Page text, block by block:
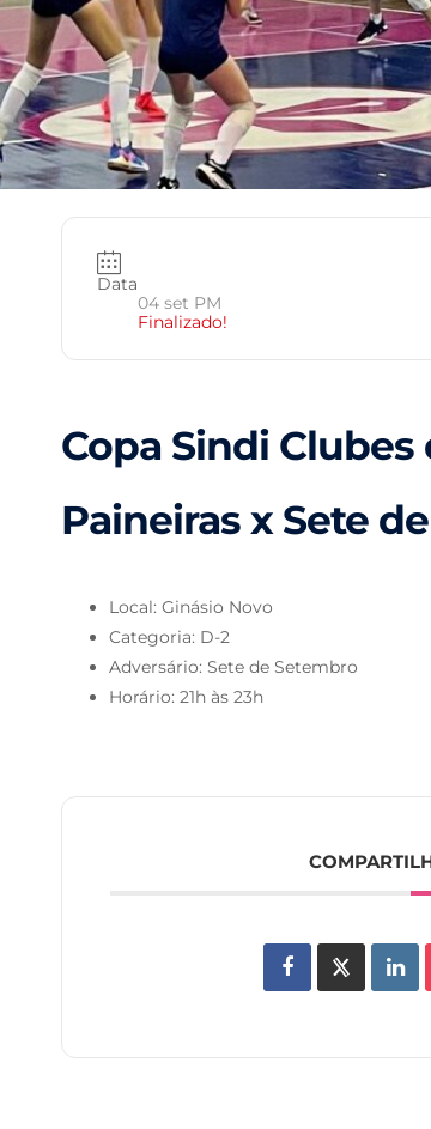
Data
04 set PM
Finalizado!
Copa Sindi
Paineiras x Sete
Local: Ginásio Novo
Categoria: D-2
Adversário: Sete de Setembro
Horário: 21h às 23h